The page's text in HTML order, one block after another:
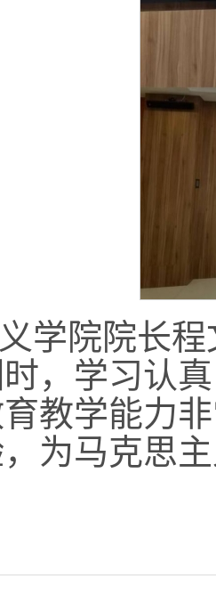
学院院长
，学习认
教学能力
为马克思